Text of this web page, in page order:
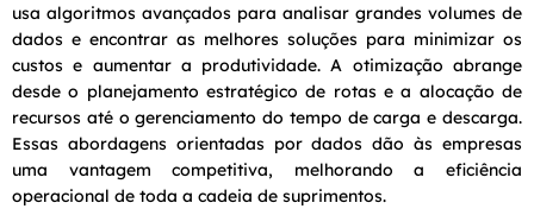
usa algoritmos avançados para analisar grandes volumes de
dados e encontrar as melhores soluções para minimizar os
custos e aumentar a produtividade. A otimização abrange
desde o planejamento estratégico de rotas e a alocação de
recursos até o gerenciamento do tempo de carga e descarga.
Essas abordagens orientadas por dados dão às empresas
uma vantagem competitiva, melhorando a eficiência
operacional de toda a cadeia de suprimentos.